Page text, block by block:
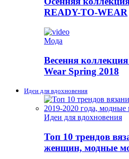
READY-TO-WEAR
Мода
Весення
Wear Spring 2018
Идеи для вдохновения
Идеи для вдохновения
Топ 10 трендов
женщин, модные